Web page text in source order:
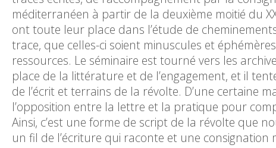
méditerranéen à partir de la deuxième moitié du
ont toute leur place dans l’étude de
trace, que celles-ci soient minuscules et
ressources. Le séminaire est tourné vers les
place de la littérature et de l’engagement, et il
de l’écrit et terrains de la révolte. D’une certaine
l’opposition entre la lettre et la pratique pour
Ainsi, c’est une forme de script de la révolte que
un fil de l’écriture qui raconte et une